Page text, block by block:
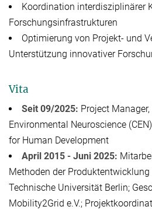
Koordination interdisziplinärer
Forschungsinfrastrukturen
Optimierung von Projekt- und
Unterstützung innovativer
Vita
Seit 09/2025: Project
Environmental Neuroscience
for Human Development
April 2015 - Juni 2025:
Methoden der
Technische Universität Berlin;
Mobility2Grid e.V.;